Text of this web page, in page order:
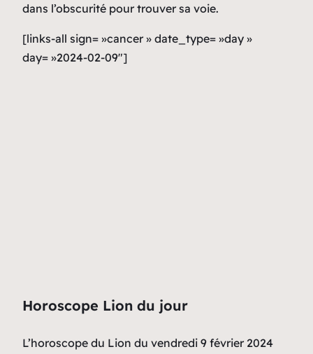
dans l’obscurité pour trouver sa voie.
[links-all sign= »cancer » date_type= »day »
day= »2024-02-09″]
Horoscope Lion du jour
L’horoscope du Lion du vendredi 9 février 2024